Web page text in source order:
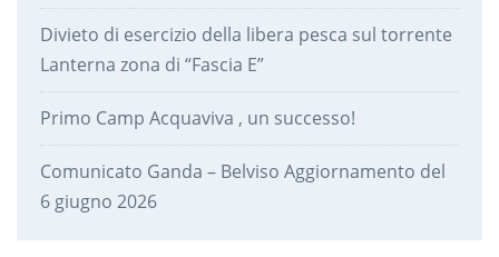
Divieto di esercizio della libera pesca sul torrente
Lanterna zona di “Fascia E”
Primo Camp Acquaviva , un successo!
Comunicato Ganda – Belviso Aggiornamento del
6 giugno 2026